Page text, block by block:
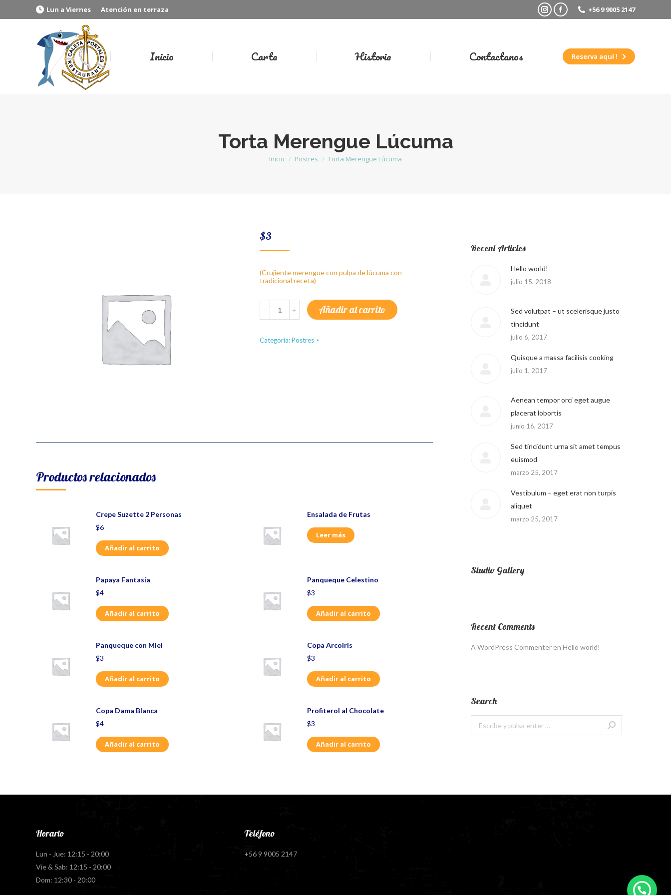
Lun a Viernes Atención en terraza
InstagramFacebook
+56 9 9005 2147
Inicio Carta Historia Contactanos Reserva aquí !
Torta Merengue Lúcuma
Inicio Postres Torta Merengue Lúcuma
$3
(Crujiente merengue con pulpa de lúcuma con
tradicional receta)
Torta
Merengue
Lúcuma
Añadir al carrito
Categoría:Postres
Productos relacionados
Crepe Suzette 2 Personas
$6
Añadir al carrito
Ensalada de Frutas
Leer más
Papaya Fantasía
$4
Añadir al carrito
Panqueque Celestino
$3
Añadir al carrito
Panqueque con Miel
$3
Añadir al carrito
Copa Arcoiris
$3
Añadir al carrito
Copa Dama Blanca
$4
Añadir al carrito
Profiterol al Chocolate
$3
Añadir al carrito
Recent Articles
Hello world!
julio 15, 2018
Sed volutpat – ut scelerisque justo
tincidunt
julio 6, 2017
Quisque a massa facilisis cooking
julio 1, 2017
Aenean tempor orci eget augue
placerat lobortis
junio 16, 2017
Sed tincidunt urna sit amet tempus
euismod
marzo 25, 2017
Vestibulum – eget erat non turpis
aliquet
marzo 25, 2017
Studio Gallery
Recent Comments
A WordPress Commenter en Hello world!
Search
Horario
Lun - Jue: 12:15 - 20:00
Vie & Sab: 12:15 - 20:00
Dom: 12:30 - 20:00
Teléfono
+56 9 9005 2147